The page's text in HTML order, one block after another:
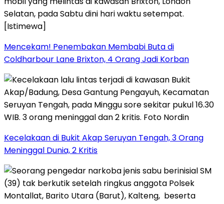
Mencekam! Penembakan Membabi Buta di
Coldharbour Lane Brixton, 4 Orang Jadi Korban
Kecelakaan di Bukit Akap Seruyan Tengah, 3 Orang
Meninggal Dunia, 2 Kritis